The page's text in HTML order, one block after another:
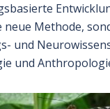
neue Methode,
und
und